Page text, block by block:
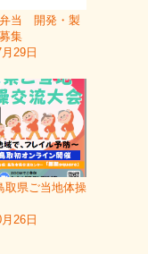
当 開発・製
集
29日
取県ご当地体操
26日